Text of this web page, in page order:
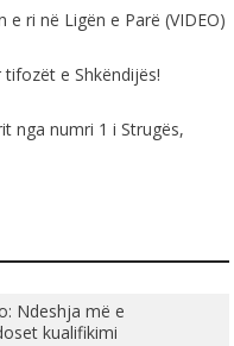
e ri në Ligën e Parë (VIDEO)
e Shkëndijës!
nga numri 1 i Strugës,
Ndeshja më e
kualifikimi